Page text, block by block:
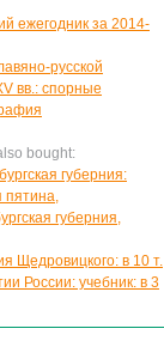
ежегодник за 2014-
русской
вв.: спорные
bought:
губерния:
пятина,
губерния,
Щедровицкого: в 10 т.
России: учебник: в 3